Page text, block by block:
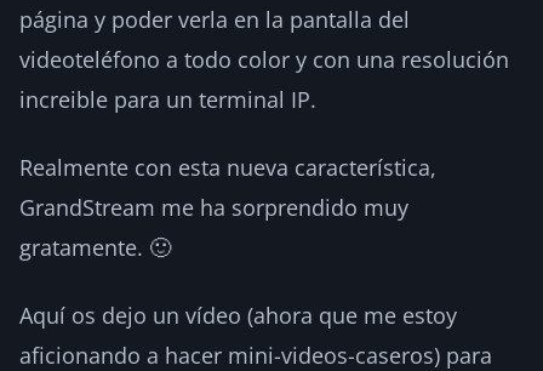
página y poder verla en la pantalla del
videoteléfono a todo color y con una resolución
increible para un terminal IP.
Realmente con esta nueva característica,
GrandStream me ha sorprendido muy
gratamente. 🙂
Aquí os dejo un vídeo (ahora que me estoy
aficionando a hacer mini-videos-caseros) para